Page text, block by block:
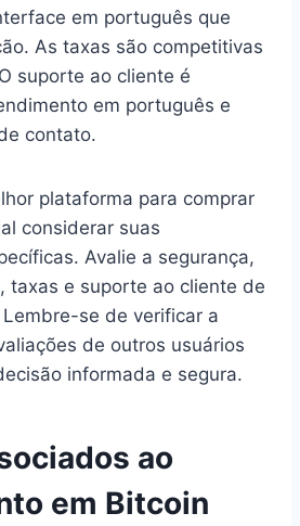
em português que
As taxas são competitivas
suporte ao cliente é
em português e
contato.
plataforma para comprar
considerar suas
Avalie a segurança,
taxas e suporte ao cliente de
se de verificar a
de outros usuários
informada e segura.
ao
em Bitcoin